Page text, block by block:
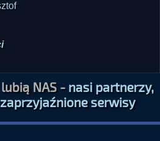
lubią NAS -nasi partnerzy,
serwisy